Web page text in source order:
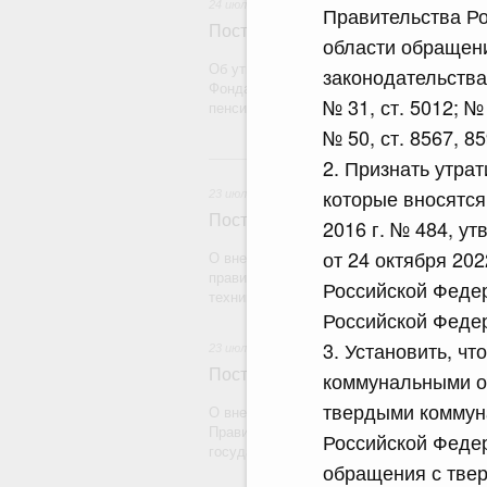
Правительства
области
№ 31, ст. 5012; №
№ 50, ст. 8567,
2. Признать
которые
2016 г. № 484,
от 24 октября
Российской
Российской
3. Установить,
коммунальными
твердыми
Российской
обращения с
Постановление Правительства
Об утверждении Правил определения
Фонда пенсионного и социального
пенсионному страхованию
Постановление Правительства
О внесении на ратификацию Протокола
техники) в рамках Евразийского
Постановление Правительства
О внесении на ратификацию
Правительством Республики Индии о
государства на территории другого